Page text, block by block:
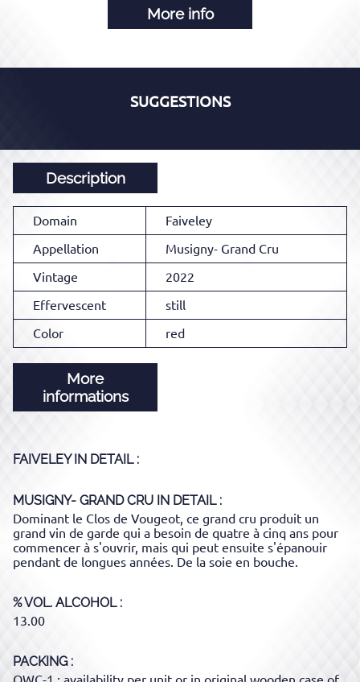
More info
SUGGESTIONS
Description
Domain
Faiveley
Appellation
Musigny- Grand Cru
Vintage
2022
Effervescent
still
Color
red
More
informations
FAIVELEYIN DETAIL :
MUSIGNY- GRAND CRU IN DETAIL :
Dominant le Clos de Vougeot, ce grand cru produit un
grand vin de garde qui a besoin de quatre à cinq ans pour
commencer à s'ouvrir, mais qui peut ensuite s'épanouir
pendant de longues années. De la soie en bouche.
% VOL. ALCOHOL
13.00
PACKING